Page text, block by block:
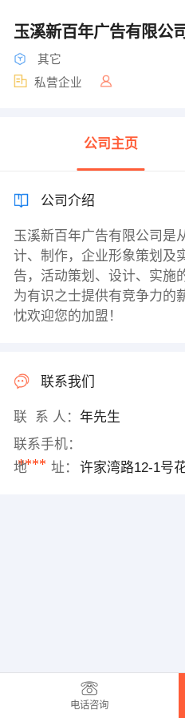
玉溪新百年广告有限公
其它
私营企业
公司主页
公司介绍
玉溪新百年广告有限公司是
计、制作，企业形象策划及
告，活动策划、设计、实施
为有识之士提供有竞争力的
忱欢迎您的加盟！
联系我们
联 系 人： 年先生
联系手机：
****
地 址： 许家湾路12-1号
电话咨询